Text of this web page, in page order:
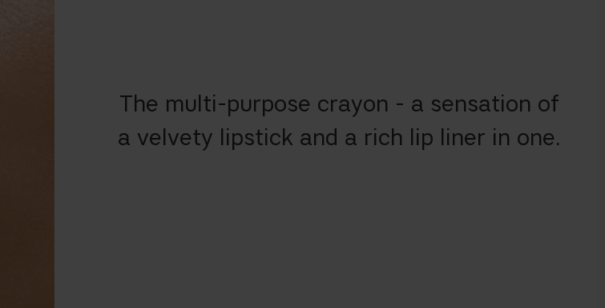
The multi-purpose crayon - a sensation of
a velvety lipstick and a rich lip liner in one.